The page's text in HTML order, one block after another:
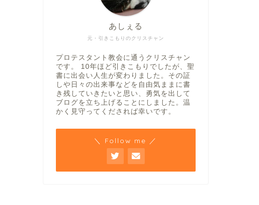
元・引きこもりのクリスチャン
あしぇる
プロテスタント教会に通うクリスチャン
です。 10年ほど引きこもりでしたが、聖
書に出会い人生が変わりました。その証
しや日々の出来事などを自由気ままに書
き残していきたいと思い、勇気を出して
ブログを立ち上げることにしました。温
かく見守ってくだされば幸いです。
＼ Follow me ／